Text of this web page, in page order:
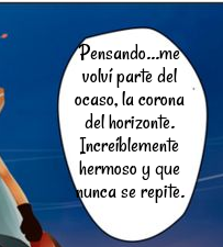
Pensando...me
volví parte del
ocaso, la corona
del horizonte.
Increíblemente
hermoso y que
nunca se repite.